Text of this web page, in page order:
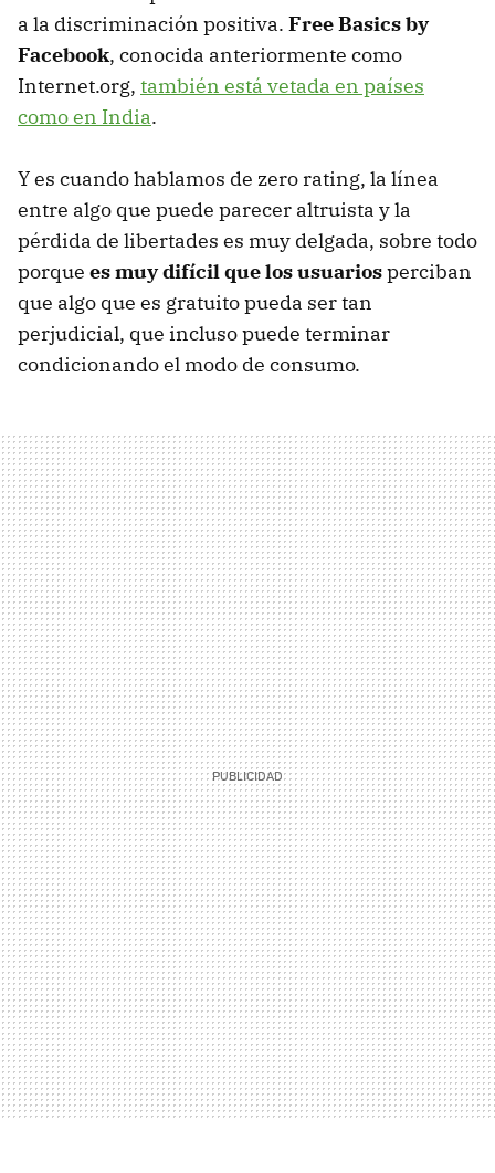
a la discriminación positiva. Free Basics by
Facebook, conocida anteriormente como
Internet.org, también está vetada en países
como en India.
Y es cuando hablamos de zero rating, la línea
entre algo que puede parecer altruista y la
pérdida de libertades es muy delgada, sobre todo
porque es muy difícil que los usuariosperciban
que algo que es gratuito pueda ser tan
perjudicial, que incluso puede terminar
condicionando el modo de consumo.